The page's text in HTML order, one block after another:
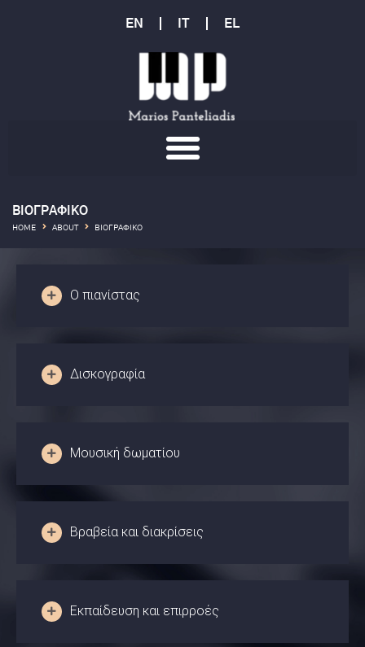
EN IT EL
ΒΙΟΓΡΑΦΙΚΟ
HOME ABOUT ΒΙΟΓΡΑΦΙΚΟ
Ο πιανίστας
Δισκογραφία
Μουσική δωματίου
Βραβεία και διακρίσεις
Εκπαίδευση και επιρροές